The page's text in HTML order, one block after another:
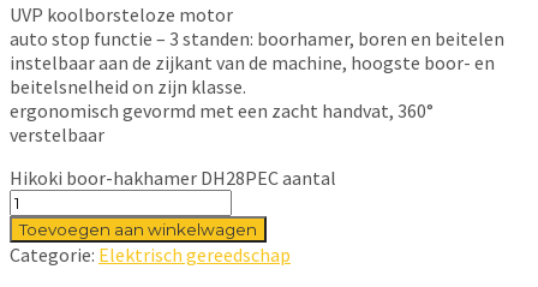
UVP koolborsteloze motor
auto stop functie – 3 standen: boorhamer, boren en beitelen
instelbaar aan de zijkant van de machine, hoogste boor- en
beitelsnelheid on zijn klasse.
ergonomisch gevormd met een zacht handvat, 360°
verstelbaar
Hikoki boor-hakhamer DH28PEC aantal
Toevoegen aan winkelwagen
Categorie: Elektrisch gereedschap